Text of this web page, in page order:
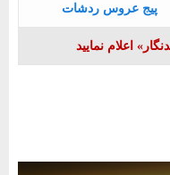
پیج عروس ردشات
اعلام نمایید